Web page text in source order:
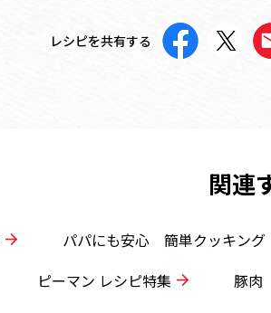
レシピを共有する
関連
パパにも安心 簡単クッキン
ピーマン レシピ特集
豚肉